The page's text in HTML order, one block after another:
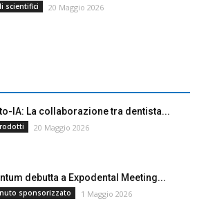
scientifici 20 Maggio 2026
IA: La collaborazione tra dentista...
20 Maggio 2026
debutta a Expodental Meeting...
sponsorizzato 1 Maggio 2026